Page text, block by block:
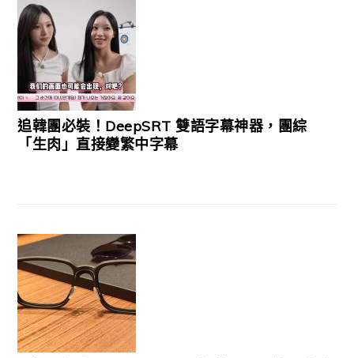
追韓團必裝！DeepSRT 雙語字幕神器，團綜
「生肉」直接變繁中字幕